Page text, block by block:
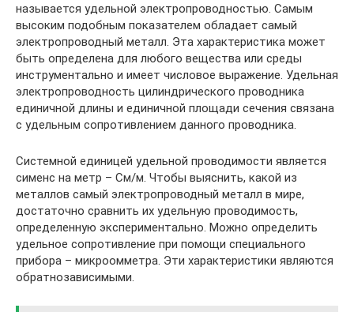
называется удельной электропроводностью. Самым
высоким подобным показателем обладает самый
электропроводный металл. Эта характеристика может
быть определена для любого вещества или среды
инструментально и имеет числовое выражение. Удельная
электропроводность цилиндрического проводника
единичной длины и единичной площади сечения связана
с удельным сопротивлением данного проводника.
Системной единицей удельной проводимости является
сименс на метр – См/м. Чтобы выяснить, какой из
металлов самый электропроводный металл в мире,
достаточно сравнить их удельную проводимость,
определенную экспериментально. Можно определить
удельное сопротивление при помощи специального
прибора – микроомметра. Эти характеристики являются
обратнозависимыми.